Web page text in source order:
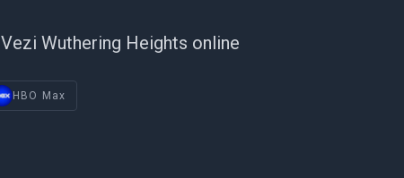
Vezi Wuthering Heights online
HBO Max